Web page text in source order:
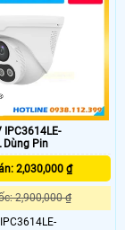
cả ngày lẫn đêm
30m và full color
camera còn có cảm
người, khe cắm
512GB và đạt chuẩn
IPC3614LE-
ADF28KC-DL Dùng Pin
2,030,000 ₫
2,900,000 ₫